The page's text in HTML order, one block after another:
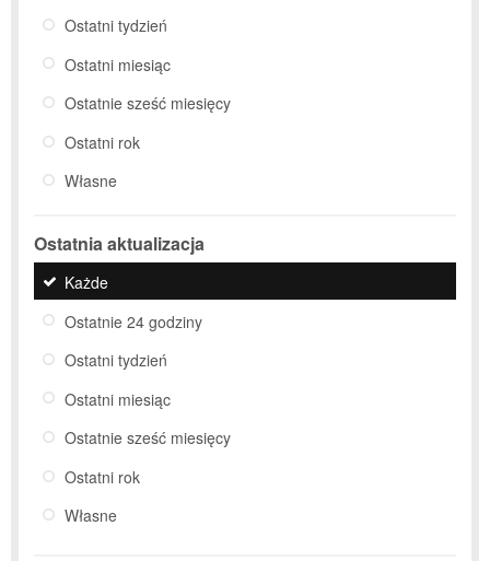
Ostatni tydzień
Ostatni miesiąc
Ostatnie sześć miesięcy
Ostatni rok
Własne
Ostatnia aktualizacja
Każde
Ostatnie 24 godziny
Ostatni tydzień
Ostatni miesiąc
Ostatnie sześć miesięcy
Ostatni rok
Własne